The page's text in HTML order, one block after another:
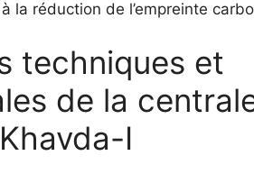
la réduction de l’empreinte
techniques et
de la
I